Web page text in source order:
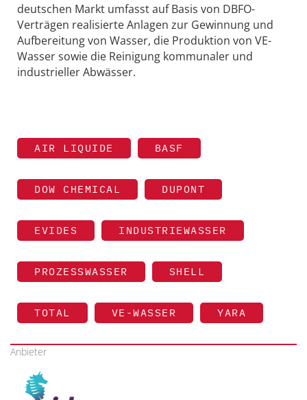
deutschen Markt umfasst auf Basis von DBFO-
Verträgen realisierte Anlagen zur Gewinnung und
Aufbereitung von Wasser, die Produktion von VE-
Wasser sowie die Reinigung kommunaler und
industrieller Abwässer.
AIR LIQUIDE BASF
DOW CHEMICAL DUPONT
EVIDES INDUSTRIEWASSER
PROZESSWASSER SHELL
TOTAL VE-WASSER YARA
Anbieter